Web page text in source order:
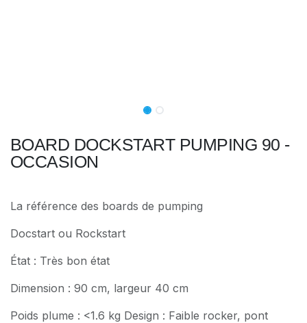
BOARD DOCKSTART PUMPING 90 -
OCCASION
La référence des boards de pumping
Docstart ou Rockstart
État : Très bon état
Dimension : 90 cm, largeur 40 cm
Poids plume : <1.6 kg Design : Faible rocker, pont